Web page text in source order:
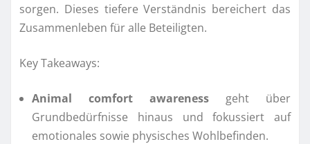
sorgen. Dieses tiefere Verständnis bereichert das
Zusammenleben für alle Beteiligten.
Key Takeaways:
Animal comfort awareness geht über
Grundbedürfnisse hinaus und fokussiert auf
emotionales sowie physisches Wohlbefinden.